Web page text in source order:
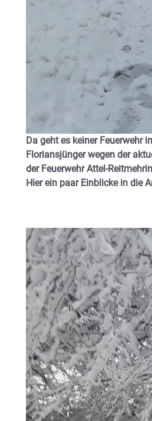
Da geht es keiner Feuerwehr
Floriansjünger wegen der
der Feuerwehr Attel-
Hier ein paar Einblicke in die